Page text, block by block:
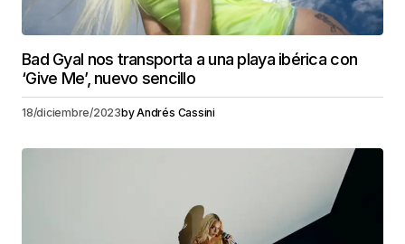
Bad Gyal nos transporta a una playa ibérica con
‘Give Me’, nuevo sencillo
18/diciembre/2023byAndrés Cassini